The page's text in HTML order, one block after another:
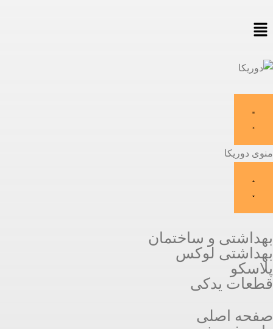
منوی دوریکا
بهداشتی و ساختمان
بهداشتی لوکس
پلاسکو
قطعات یدکی
صفحه اصلی